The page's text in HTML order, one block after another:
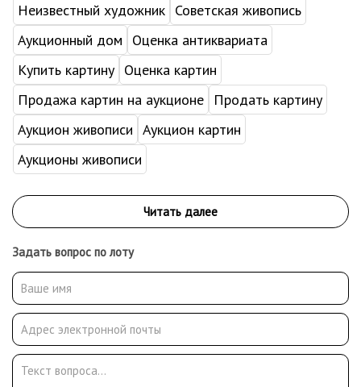
Неизвестный художник Советская живопись
Аукционный дом
Оценка антиквариата
Купить картину Оценка картин
Продажа картин на аукционе
Продать картину
Аукцион живописи Аукцион картин
Аукционы живописи
Задать вопрос по лоту